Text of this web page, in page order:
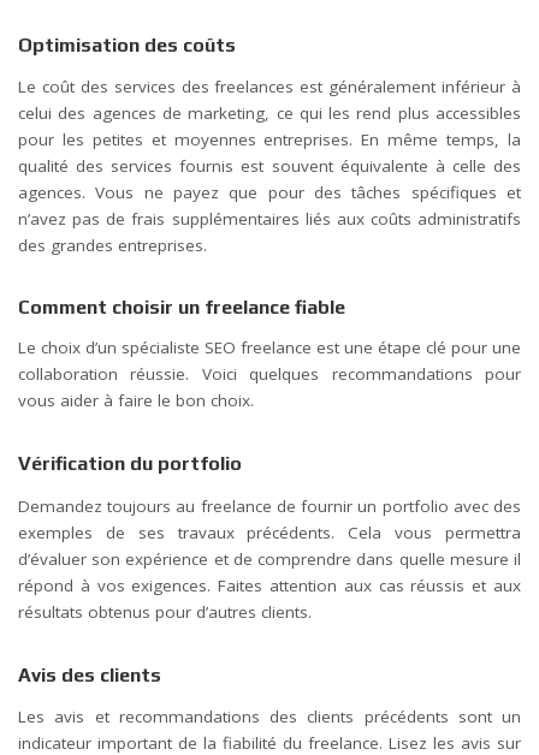
Optimisation des coûts
Le coût des services des freelances est généralement inférieur à
celui des agences de marketing, ce qui les rend plus accessibles
pour les petites et moyennes entreprises. En même temps, la
qualité des services fournis est souvent équivalente à celle des
agences. Vous ne payez que pour des tâches spécifiques et
n’avez pas de frais supplémentaires liés aux coûts administratifs
des grandes entreprises.
Comment choisir un freelance fiable
Le choix d’un spécialiste SEO freelance est une étape clé pour une
collaboration réussie. Voici quelques recommandations pour
vous aider à faire le bon choix.
Vérification du portfolio
Demandez toujours au freelance de fournir un portfolio avec des
exemples de ses travaux précédents. Cela vous permettra
d’évaluer son expérience et de comprendre dans quelle mesure il
répond à vos exigences. Faites attention aux cas réussis et aux
résultats obtenus pour d’autres clients.
Avis des clients
Les avis et recommandations des clients précédents sont un
indicateur important de la fiabilité du freelance. Lisez les avis sur